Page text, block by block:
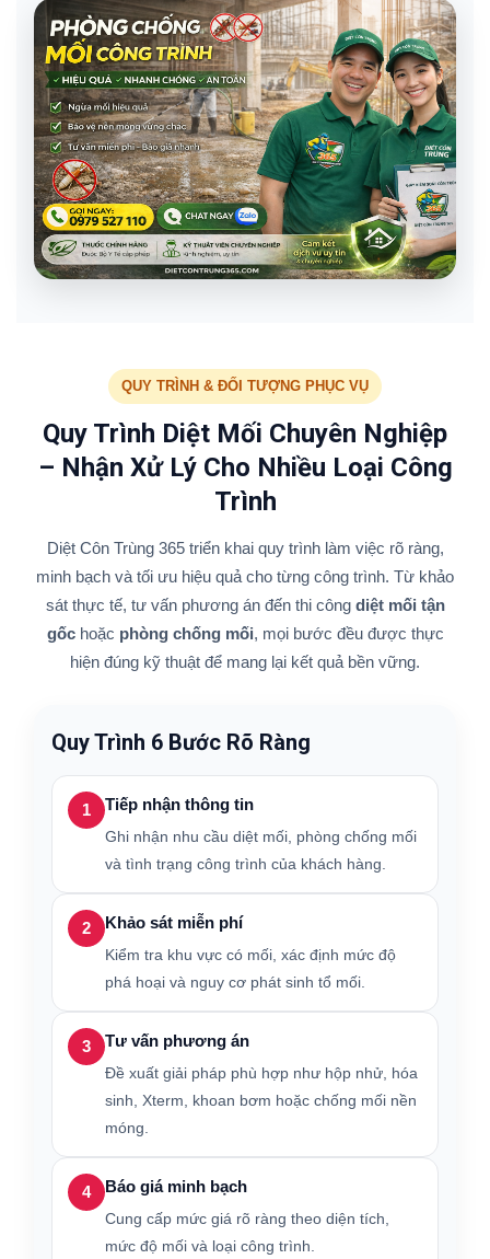
QUY TRÌNH & ĐỐI TƯỢNG PHỤC VỤ
Quy Trình Diệt Mối Chuyên Nghiệp
– Nhận Xử Lý Cho Nhiều Loại Công
Trình
Diệt Côn Trùng 365 triển khai quy trình làm việc rõ ràng,
minh bạch và tối ưu hiệu quả cho từng công trình. Từ khảo
sát thực tế, tư vấn phương án đến thi công diệt mối tận
gốchoặc phòng chống mối, mọi bước đều được thực
hiện đúng kỹ thuật để mang lại kết quả bền vững.
Quy Trình 6 Bước Rõ Ràng
1 Tiếp nhận thông tin
Ghi nhận nhu cầu diệt mối, phòng chống mối
và tình trạng công trình của khách hàng.
2 Khảo sát miễn phí
Kiểm tra khu vực có mối, xác định mức độ
phá hoại và nguy cơ phát sinh tổ mối.
3 Tư vấn phương án
Đề xuất giải pháp phù hợp như hộp nhử, hóa
sinh, Xterm, khoan bơm hoặc chống mối nền
móng.
4 Báo giá minh bạch
Cung cấp mức giá rõ ràng theo diện tích,
mức độ mối và loại công trình.